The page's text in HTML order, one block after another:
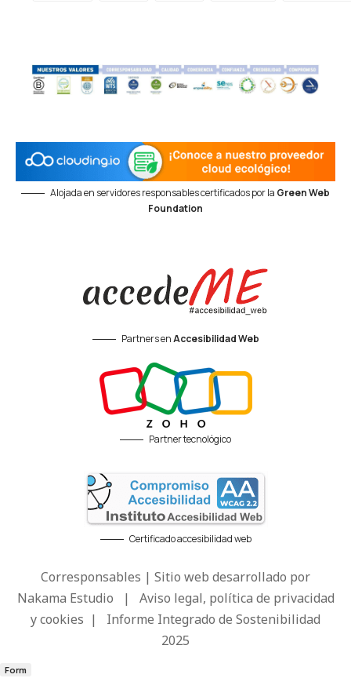
Alojada en servidores responsables certificados por la Green Web
Foundation
Partners enAccesibilidad Web
Partner tecnológico
Certificado accesibilidad web
Corresponsables | Sitio web desarrollado por
Nakama Estudio | Aviso legal, política de privacidad
y cookies | Informe Integrado de Sostenibilidad
2025
Form